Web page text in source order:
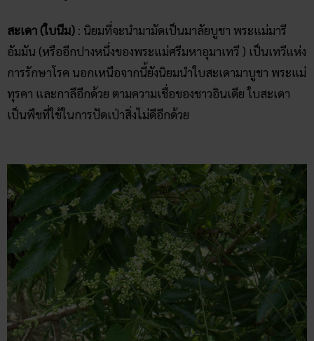
สะเดา (ใบนีม) : นิยมที่จะนำมามัดเป็นมาลัยบูชา พระแม่มารี
อัมมัน (หรืออีกปางหนึ่งของพระแม่ศรีมหาอุมาเทวี ) เป็นเทวีแห่ง
การรักษาโรค นอกเหนือจากนี้ยังนิยมนำใบสะเดามาบูชา พระแม่
ทุรคา และกาลีอีกด้วย ตามความเชื่อของชาวอินเดีย ใบสะเดา
เป็นพืชที่ใช้ในการปัดเป่าสิ่งไม่ดีอีกด้วย